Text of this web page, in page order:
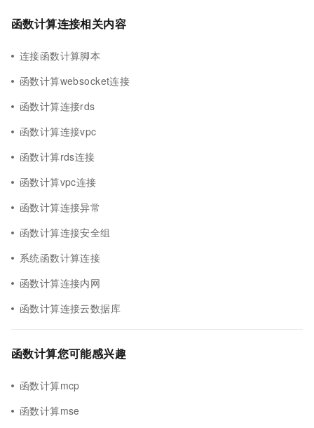
函数计算连接相关内容
连接函数计算脚本
函数计算websocket连接
函数计算连接rds
函数计算连接vpc
函数计算rds连接
函数计算vpc连接
函数计算连接异常
函数计算连接安全组
系统函数计算连接
函数计算连接内网
函数计算连接云数据库
函数计算您可能感兴趣
函数计算mcp
函数计算mse